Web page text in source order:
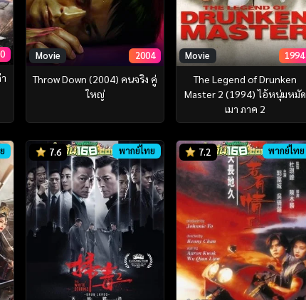
Movie 2004
Throw Down (2004) คนจริง คู่
ใหญ่
Movie 1994
The Legend of Drunken
Master 2 (1994) ไอ้หนุ่มหมัด
เมา ภาค 2
7.6 พากย์ไทย 7.2 พากย์ไทย